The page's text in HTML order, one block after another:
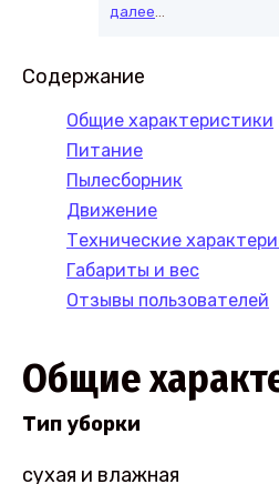
далее…
Содержание
Общие характеристики
Питание
Пылесборник
Движение
Технические
Габариты и вес
Отзывы пользователей
Общие
Тип уборки
сухая и влажная